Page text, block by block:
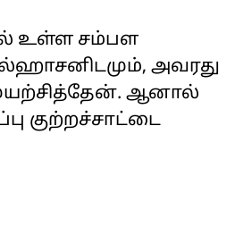
உள்ள சம்பள
அவரது
ஆனால்
குற்றச்சாட்டை